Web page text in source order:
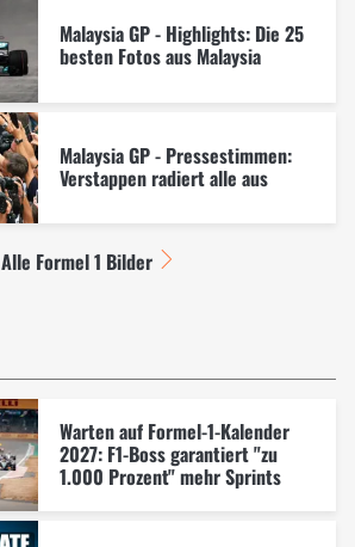
Malaysia GP - Highlights: Die 25
besten Fotos aus Malaysia
Malaysia GP - Pressestimmen:
Verstappen radiert alle aus
Alle Formel 1 Bilder
Warten auf Formel-1-Kalender
2027: F1-Boss garantiert "zu
1.000 Prozent" mehr Sprints